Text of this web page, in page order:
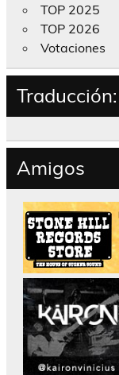
TOP 2025
TOP 2026
Votaciones
Traducción:
Amigos